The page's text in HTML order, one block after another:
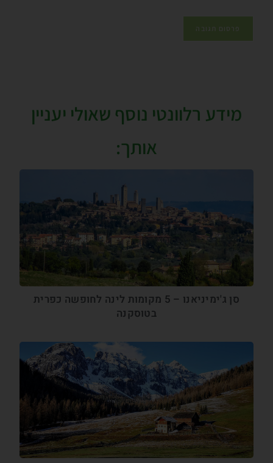
מידע רלוונטי נוסף שאולי יעניין
אותך:
סן ג'ימיניאנו – 5 מקומות לינה לחופשה כפרית
בטוסקנה